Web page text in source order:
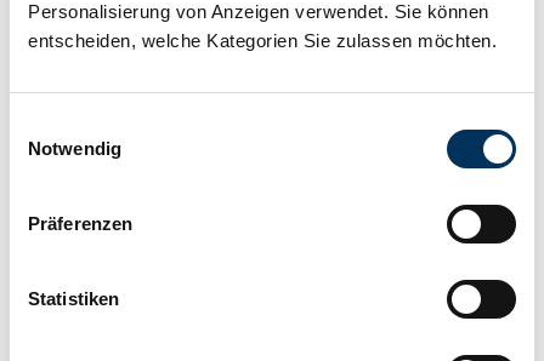
Personalisierung von Anzeigen verwendet. Sie können
entscheiden, welche Kategorien Sie zulassen möchten.
Notwendig
Präferenzen
Statistiken
Kapazität: 20Ah